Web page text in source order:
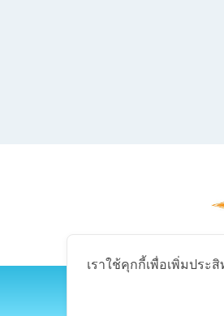
เราใช้คุกกี้เพื่อเพิ่มปร